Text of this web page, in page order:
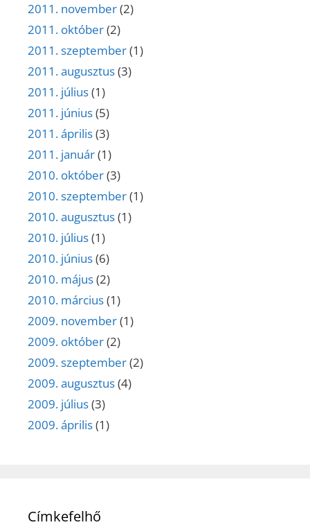
2011. november(2)
2011. október(2)
2011. szeptember(1)
2011. augusztus(3)
2011. július(1)
2011. június(5)
2011. április(3)
2011. január(1)
2010. október(3)
2010. szeptember(1)
2010. augusztus(1)
2010. július(1)
2010. június(6)
2010. május(2)
2010. március(1)
2009. november(1)
2009. október(2)
2009. szeptember(2)
2009. augusztus(4)
2009. július(3)
2009. április(1)
Címkefelhő